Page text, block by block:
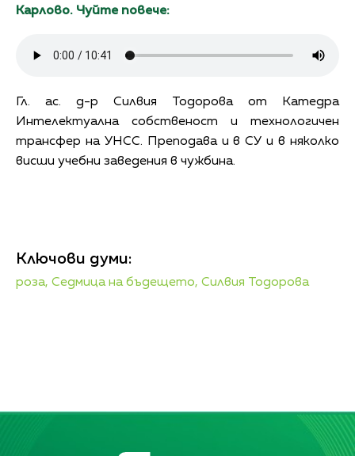
Карлово. Чуйте повече:
Гл. ас. д-р Силвия Тодорова от Катедра
Интелектуална собственост и технологичен
трансфер на УНСС. Преподава и в СУ и в няколко
висши учебни заведения в чужбина.
Ключови думи:
роза, Седмица на бъдещето, Силвия Тодорова